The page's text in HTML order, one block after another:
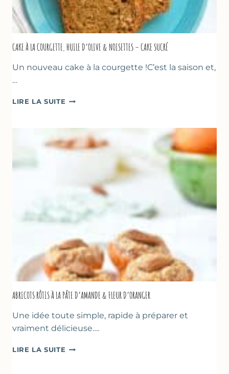
CAKE À LA COURGETTE, HUILE D’OLIVE & NOISETTES – CAKE SUCRÉ
Un nouveau cake à la courgette !C’est la saison et,
…
LIRE LA SUITE CAKE
COURGETTE,
HUILE
D’OLIVE
ABRICOTS RÔTIS À LA PÂTE D’AMANDE & FLEUR D’ORANGER
Une idée toute simple, rapide à préparer et
vraiment délicieuse….
LIRE LA SUITE ABRICOTS